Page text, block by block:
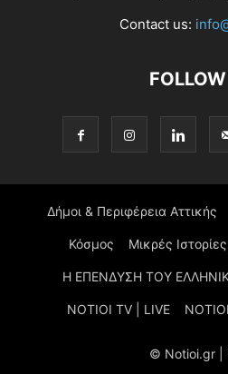
Contact us:
Δήμοι & Περιφέρεια Αττικής
Κόσμος Μικρές Ιστορίες
Η ΕΠΕΝΔΥΣΗ ΤΟΥ
NOTIOI TV | LIVE
© Notioi.gr |